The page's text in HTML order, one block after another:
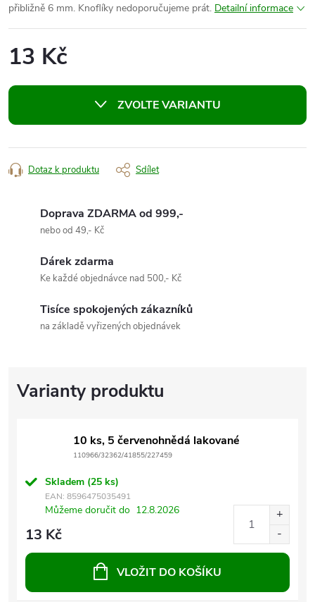
přibližně 6 mm. Knoflíky nedoporučujeme prát. Detailní informace
13 Kč
cena:
ZVOLTE VARIANTU
Dotaz k produktu Sdílet
Doprava ZDARMA od 999,-
nebo od 49,- Kč
Dárek zdarma
Ke každé objednávce nad 500,- Kč
Tisíce spokojených zákazníků
na základě vyřizených objednávek
10 ks, 5 červenohnědá lakované
110966/32362/41855/227459
Skladem (25 ks)
EAN: 8596475035491
Můžeme doručit do 12.8.2026
13 Kč
VLOŽIT DO KOŠÍKU